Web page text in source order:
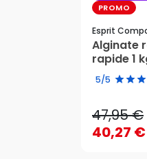
PROMO
Esprit
Alginate
rapide 1
5/5
47,95 €
40,27 €
47,95 €